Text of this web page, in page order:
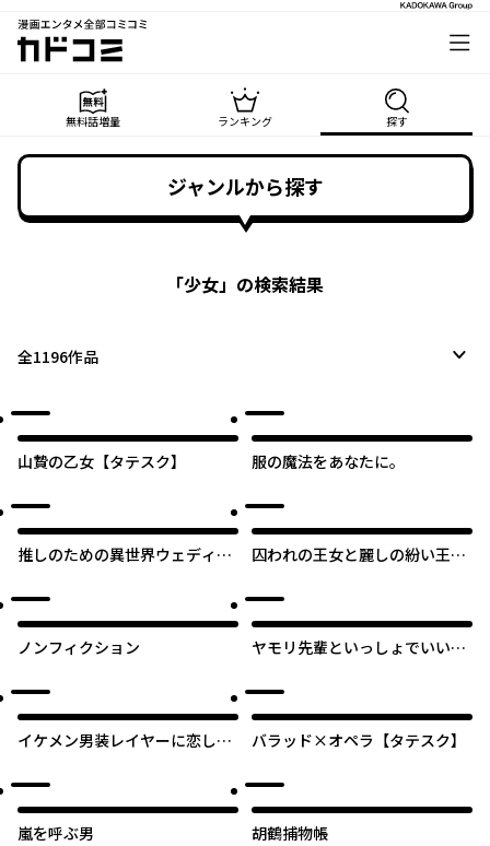
漫画エンタメ全部コミコミ
カドコミ
無料話増量 ランキング 探す
ジャンルから探す
「少女」の検索結果
全1196作品
山贄の乙女【タテスク】 服の魔法をあなたに。
推しのための異世界ウェディン
囚われの王女と麗しの紛い王子
ノンフィクション
ヤモリ先輩といっしょでいいん
イケメン男装レイヤーに恋して
バラッド×オペラ【タテスク】
嵐を呼ぶ男 胡鶴捕物帳